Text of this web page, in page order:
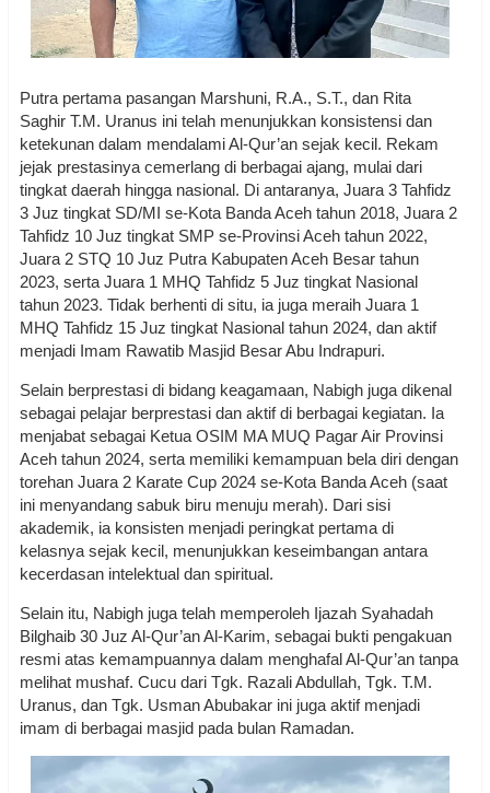
Putra pertama pasangan Marshuni, R.A., S.T., dan Rita
Saghir T.M. Uranus ini telah menunjukkan konsistensi dan
ketekunan dalam mendalami Al-Qur’an sejak kecil. Rekam
jejak prestasinya cemerlang di berbagai ajang, mulai dari
tingkat daerah hingga nasional. Di antaranya, Juara 3 Tahfidz
3 Juz tingkat SD/MI se-Kota Banda Aceh tahun 2018, Juara 2
Tahfidz 10 Juz tingkat SMP se-Provinsi Aceh tahun 2022,
Juara 2 STQ 10 Juz Putra Kabupaten Aceh Besar tahun
2023, serta Juara 1 MHQ Tahfidz 5 Juz tingkat Nasional
tahun 2023. Tidak berhenti di situ, ia juga meraih Juara 1
MHQ Tahfidz 15 Juz tingkat Nasional tahun 2024, dan aktif
menjadi Imam Rawatib Masjid Besar Abu Indrapuri.
Selain berprestasi di bidang keagamaan, Nabigh juga dikenal
sebagai pelajar berprestasi dan aktif di berbagai kegiatan. Ia
menjabat sebagai Ketua OSIM MA MUQ Pagar Air Provinsi
Aceh tahun 2024, serta memiliki kemampuan bela diri dengan
torehan Juara 2 Karate Cup 2024 se-Kota Banda Aceh (saat
ini menyandang sabuk biru menuju merah). Dari sisi
akademik, ia konsisten menjadi peringkat pertama di
kelasnya sejak kecil, menunjukkan keseimbangan antara
kecerdasan intelektual dan spiritual.
Selain itu, Nabigh juga telah memperoleh Ijazah Syahadah
Bilghaib 30 Juz Al-Qur’an Al-Karim, sebagai bukti pengakuan
resmi atas kemampuannya dalam menghafal Al-Qur’an tanpa
melihat mushaf. Cucu dari Tgk. Razali Abdullah, Tgk. T.M.
Uranus, dan Tgk. Usman Abubakar ini juga aktif menjadi
imam di berbagai masjid pada bulan Ramadan.